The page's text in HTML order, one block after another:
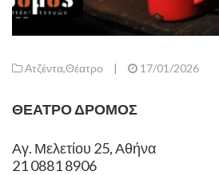
Ατζέντα,Θέατρο | 17/01/2026
ΘΕΑΤΡΟ ΔΡΟΜΟΣ
Αγ. Μελετίου 25, Αθήνα
21 0881 8906